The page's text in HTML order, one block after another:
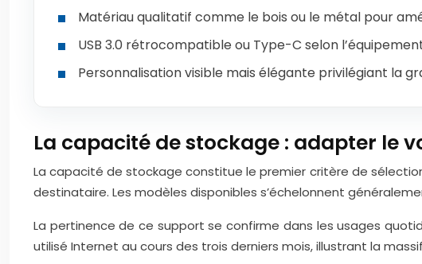
Matériau qualitatif comme le bois ou le métal pour
USB 3.0 rétrocompatible ou Type-C selon
Personnalisation visible mais élégante privilégiant la
La capacité de stockage : adapter le
La capacité de stockage constitue le premier critère de
destinataire. Les modèles disponibles s’échelonnent
La pertinence de ce support se confirme dans les usages
utilisé Internet au cours des trois derniers mois, illustrant la